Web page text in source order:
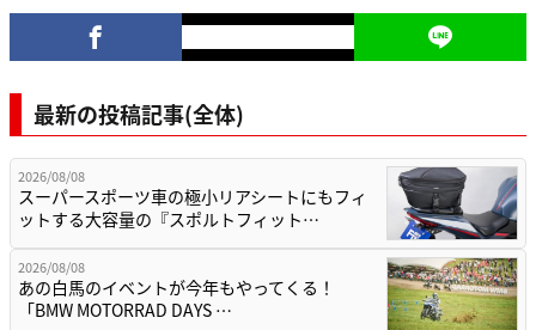
最新の投稿記事(全体)
2026/08/08
スーパースポーツ車の極小リアシートにもフィ
ットする大容量の『スポルトフィット…
2026/08/08
あの白馬のイベントが今年もやってくる！
「BMW MOTORRAD DAYS …